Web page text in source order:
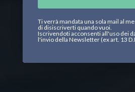
Ti verrà mandata una sola mail al
di disiscriverti quando vuoi.
Iscrivendoti acconsenti all'uso dei
l'invio della Newsletter (ex art. 13